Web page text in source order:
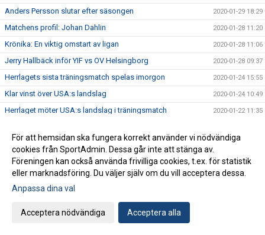
Anders Persson slutar efter säsongen 2020-01-29 18:29
Matchens profil: Johan Dahlin 2020-01-28 11:20
Krönika: En viktig omstart av ligan 2020-01-28 11:06
Jerry Hallbäck inför YIF vs OV Helsingborg 2020-01-28 09:37
Herrlagets sista träningsmatch spelas imorgon 2020-01-24 15:55
Klar vinst över USA:s landslag 2020-01-24 10:49
Herrlaget möter USA:s landslag i träningsmatch 2020-01-22 11:35
Ytterligare en skön seger över GUIF! 2019-12-27 21:46
Årets sista match på bortaplan mot GUIF idag 2019-12-27 12:12
Mario Lipovac lämnar Ystads IF efter säsongen 2019-12-26 11:00
Förlust i decenniets sista hemmamatch
Jerry Hallbäck inför YIF vs IFK Kristianstad
Matchens profil: Jonathan Svensson
För att hemsidan ska fungera korrekt använder vi nödvändiga
cookies från SportAdmin. Dessa går inte att stänga av.
Föreningen kan också använda frivilliga cookies, t.ex. för statistik
eller marknadsföring. Du väljer själv om du vill acceptera dessa.
Anpassa dina val
Acceptera nödvändiga Acceptera alla